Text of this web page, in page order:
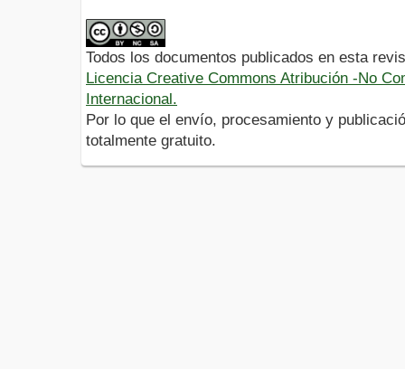
Todos los documentos publicados en esta
Licencia Creative Commons Atribución -No
Internacional.
Por lo que el envío, procesamiento y
totalmente gratuito.